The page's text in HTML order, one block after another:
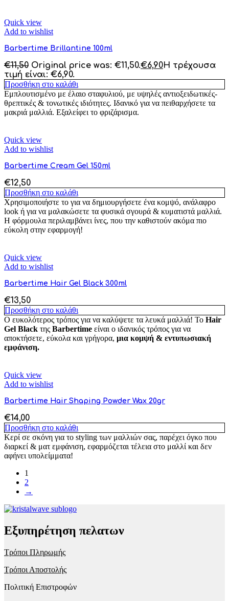
Quick view
Add to wishlist
Barbertime Brillantine 100ml
€11,50 Original price was: €11,50.€6,90Η τρέχουσα
τιμή είναι: €6,90.
Προσθήκη στο καλάθι
Εμπλουτισμένο με έλαιο σταφυλιού, με υψηλές αντιοξειδωτικές-
θρεπτικές & τονωτικές ιδιότητες. Ιδανικό για να πειθαρχήσετε τα
μακριά μαλλιά. Εξαλείφει το φριζάρισμα.
Quick view
Add to wishlist
Barbertime Cream Gel 150ml
€12,50
Προσθήκη στο καλάθι
Χρησιμοποιήστε το για να δημιουργήσετε ένα κομψό, ανάλαφρο
look ή για να μαλακώσετε τα φυσικά σγουρά & κυματιστά μαλλιά.
Η φόρμουλα περιλαμβάνει ίνες, που την καθιστούν ακόμα πιο
εύκολη στην εφαρμογή!
Quick view
Add to wishlist
Barbertime Hair Gel Black 300ml
€13,50
Προσθήκη στο καλάθι
Ο ευκολότερος τρόπος για να καλύψετε τα λευκά μαλλιά! Το Hair
Gel Black της Barbertime είναι ο ιδανικός τρόπος για να
αποκτήσετε, εύκολα και γρήγορα, μια κομψή & εντυπωσιακή
εμφάνιση.
Quick view
Add to wishlist
Barbertime Hair Shaping Powder Wax 20gr
€14,00
Προσθήκη στο καλάθι
Κερί σε σκόνη για το styling των μαλλιών σας, παρέχει όγκο που
διαρκεί & ματ εμφάνιση, εφαρμόζεται τέλεια στο μαλλί και δεν
αφήνει υπολείμματα!
1
2
→
Εξυπηρέτηση πελατων
Τρόποι Πληρωμής
Τρόποι Αποστολής
Πολιτική Επιστροφών